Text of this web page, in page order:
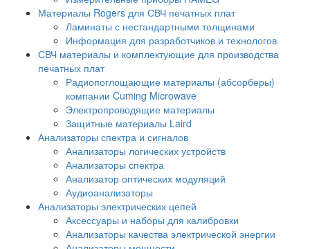
Материалы Rogers для СВЧ печатных плат
Ламинаты с нестандартными толщинами
Информация для разработчиков и технологов
СВЧ материалы и комплектующие для производства
печатных плат
Радиопоглощающие материалы (абсорберы)
компании Cuming Microwave
Электропроводящие материалы
Защитные материалы Laird
Анализаторы спектра и сигналов
Анализаторы логических устройств
Анализаторы спектра
Анализатор оптических модуляций
Аудиоанализаторы
Анализаторы электрических цепей
Аксессуары и наборы для калибровки
Анализаторы качества электрической энергии